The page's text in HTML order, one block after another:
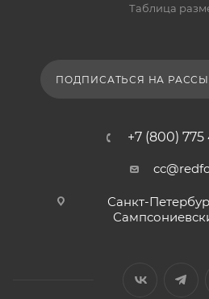
Таблица
ПОДПИСАТЬСЯ НА
+7 (800) 775
Санкт-